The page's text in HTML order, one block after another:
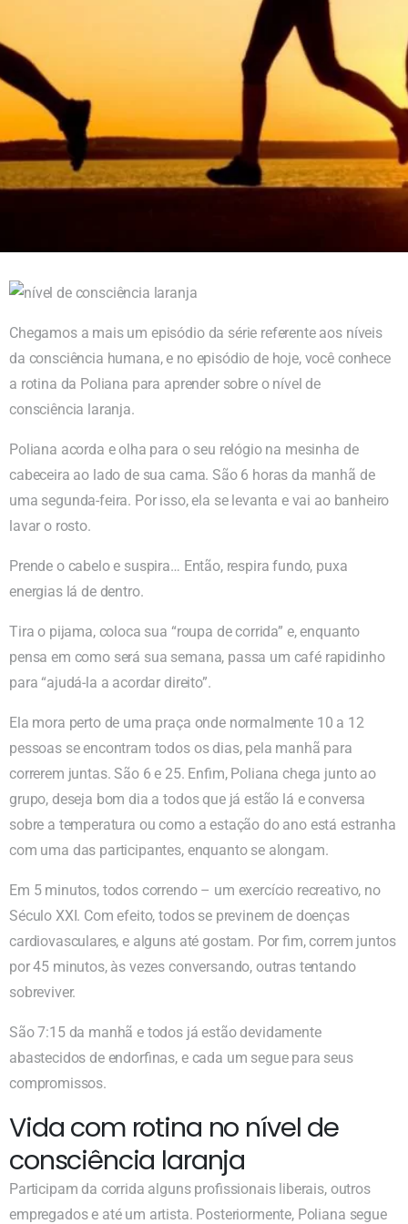
Chegamos a mais um episódio da série referente aos níveis
da consciência humana, e no episódio de hoje, você conhece
a rotina da Poliana para aprender sobre o nível de
consciência laranja.
Poliana acorda e olha para o seu relógio na mesinha de
cabeceira ao lado de sua cama. São 6 horas da manhã de
uma segunda-feira. Por isso, ela se levanta e vai ao banheiro
lavar o rosto.
Prende o cabelo e suspira… Então, respira fundo, puxa
energias lá de dentro.
Tira o pijama, coloca sua “roupa de corrida” e, enquanto
pensa em como será sua semana, passa um café rapidinho
para “ajudá-la a acordar direito”.
Ela mora perto de uma praça onde normalmente 10 a 12
pessoas se encontram todos os dias, pela manhã para
correrem juntas. São 6 e 25. Enfim, Poliana chega junto ao
grupo, deseja bom dia a todos que já estão lá e conversa
sobre a temperatura ou como a estação do ano está estranha
com uma das participantes, enquanto se alongam.
Em 5 minutos, todos correndo – um exercício recreativo, no
Século XXI. Com efeito, todos se previnem de doenças
cardiovasculares, e alguns até gostam. Por fim, correm juntos
por 45 minutos, às vezes conversando, outras tentando
sobreviver.
São 7:15 da manhã e todos já estão devidamente
abastecidos de endorfinas, e cada um segue para seus
compromissos.
Vida com rotina no nível de
consciência laranja
Participam da corrida alguns profissionais liberais, outros
empregados e até um artista. Posteriormente, Poliana segue